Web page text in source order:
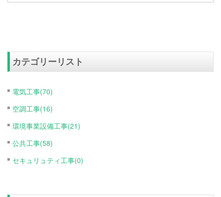
カテゴリーリスト
電気工事(70)
空調工事(16)
環境事業設備工事(21)
公共工事(58)
セキュリュティ工事(0)